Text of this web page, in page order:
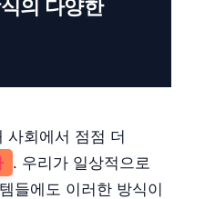
의 다양한
사회에서 점점 더
. 우리가 일상적으로
들에도 이러한 방식이